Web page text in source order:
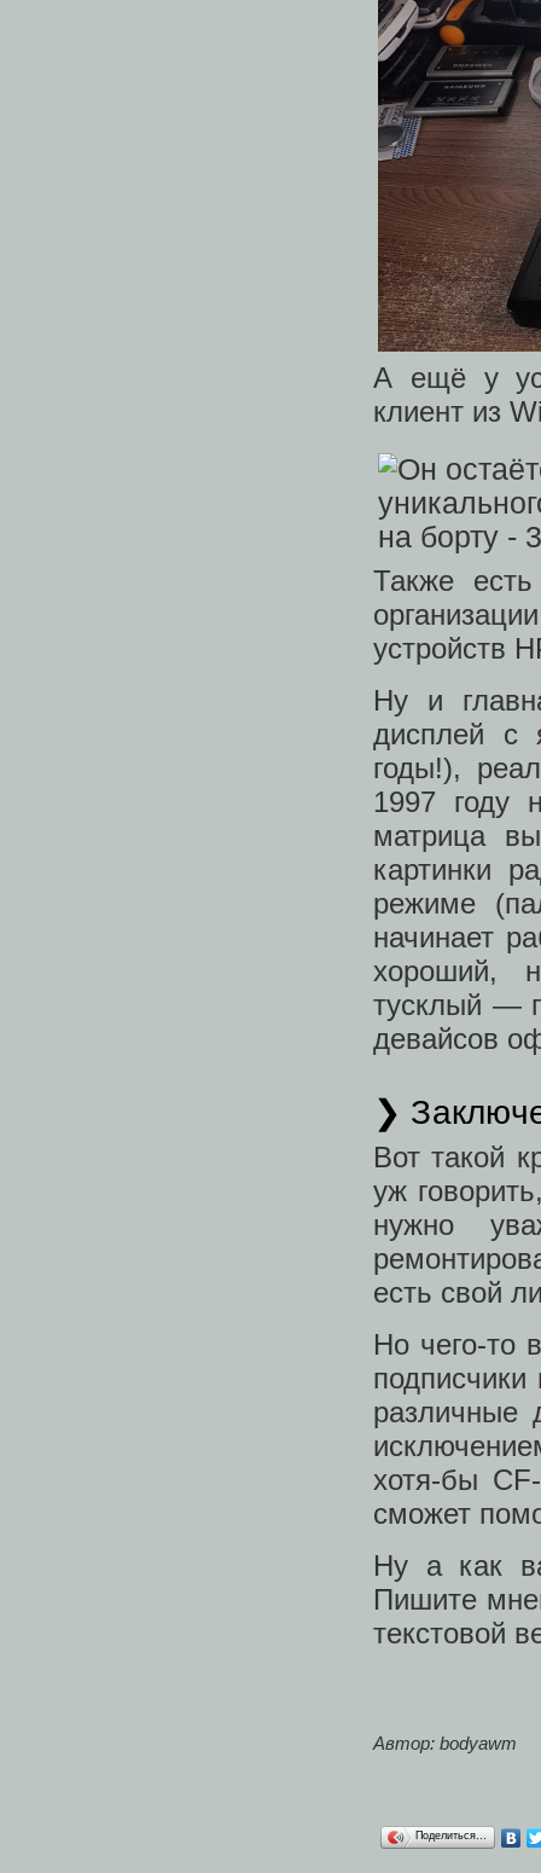
А ещё у
клиент из
Также
устройств
Ну и
дисплей с
годы!),
1997 году
матрица
картинки
режиме
начинает
хороший,
тусклый —
девайсов
❯
Вот такой
уж
нужно
есть свой
Но чего-то
различные
хотя-бы
сможет
Ну а как
Пишите
текстовой
Автор: bodyawm
Поделиться…